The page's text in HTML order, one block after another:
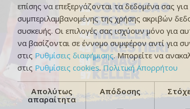
επίσης να επεξεργάζονται τα δεδομένα σας
συμπεριλαμβανομένης της χρήσης ακριβών
συσκευής. Οι επιλογές σας ισχύουν μόνο για
να βασίζονται σε έννομο συμφέρον αντί για
στις Ρυθμίσεις διαφήμισης. Μπορείτε να
στις Ρυθμίσεις cookies.Πολιτική Απορρήτου
Απολύτως
απαραίτητα
Απόδοσης